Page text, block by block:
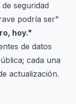
seguridad
podría ser"
hoy."
de datos
cada una
actualización.